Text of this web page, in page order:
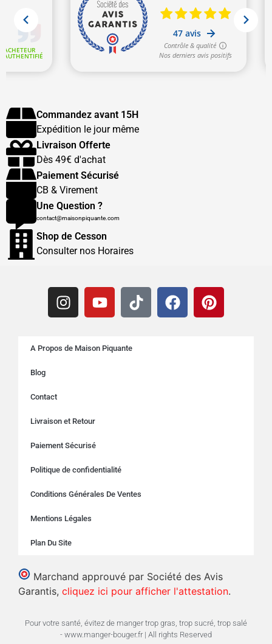
Commandez avant 15H
Expédition le jour même
Livraison Offerte
Dès 49€ d'achat
Paiement Sécurisé
CB & Virement
Une Question ?
contact@maisonpiquante.com
Shop de Cesson
Consulter nos Horaires
A Propos de Maison Piquante
Blog
Contact
Livraison et Retour
Paiement Sécurisé
Politique de confidentialité
Conditions Générales De Ventes
Mentions Légales
Plan Du Site
Marchand approuvé par Société des Avis
Garantis, cliquez ici pour afficher l'attestation.
Pour votre santé, évitez de manger trop gras, trop sucré, trop salé
- www.manger-bouger.fr | All rights Reserved